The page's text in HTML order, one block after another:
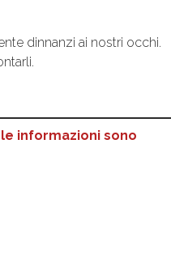
dinnanzi ai nostri occhi.
informazioni sono